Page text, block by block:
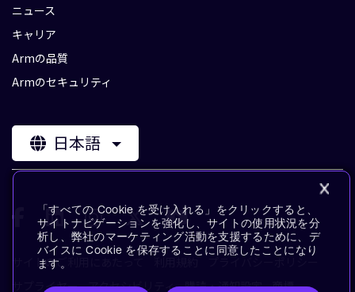
ニュース
キャリア
Armの品質
Armのセキュリティ
日本語
サイトのご利用にあたって
サプライヤー アクセシビリティ 購読・通知設定 商標
「すべての Cookie を受け入れる」をクリックすると、
サイトナビゲーションを強化し、サイトの使用状況を分
析し、弊社のマーケティング活動を支援するために、デ
バイスに Cookie を保存することに同意したことになり
ます。